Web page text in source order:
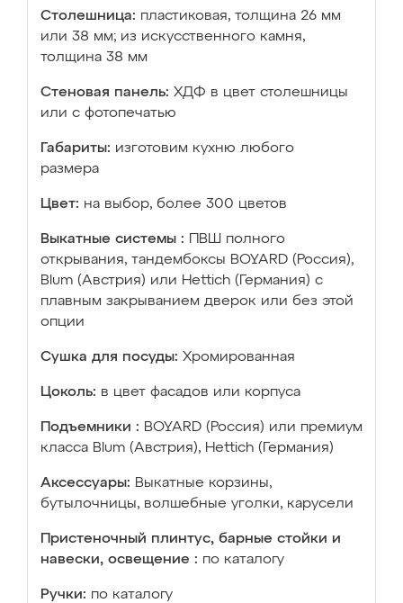
Столешница: пластиковая, толщина 26 мм
или 38 мм; из искусственного камня,
толщина 38 мм
Стеновая панель: ХДФ в цвет столешницы
или с фотопечатью
Габариты: изготовим кухню любого
размера
Цвет: на выбор, более 300 цветов
Выкатные системы :
ПВШ полного
открывания, тандембоксы BOYARD (Россия),
Blum (Австрия) или Hettich (Германия) с
плавным закрыванием дверок или без этой
опции
Сушка для посуды: Хромированная
Цоколь: в цвет фасадов или корпуса
Подъемники : BOYARD (Россия) или премиум
класса Blum (Австрия), Hettich (Германия)
Аксессуары: Выкатные корзины,
бутылочницы, волшебные уголки, карусели
Пристеночный плинтус, барные стойки и
навески, освещение : по каталогу
Ручки: по каталогу